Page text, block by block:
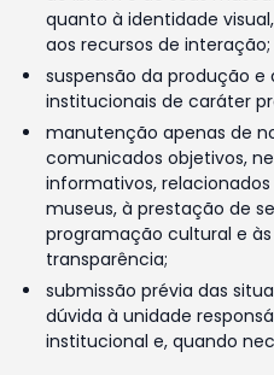
quanto à identidade
aos recursos de interação;
suspensão da produção
institucionais de caráter
manutenção apenas de
comunicados objetivos,
informativos,
museus, à prestação de
programação cultural e
transparência;
submissão prévia das
dúvida à unidade
institucional e, quando